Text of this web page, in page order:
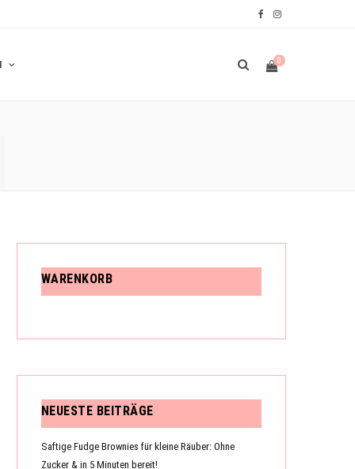
c
I
m
0
WARENKORB
NEUESTE BEITRÄGE
Saftige Fudge Brownies für kleine Räuber: Ohne
Zucker & in 5 Minuten bereit!